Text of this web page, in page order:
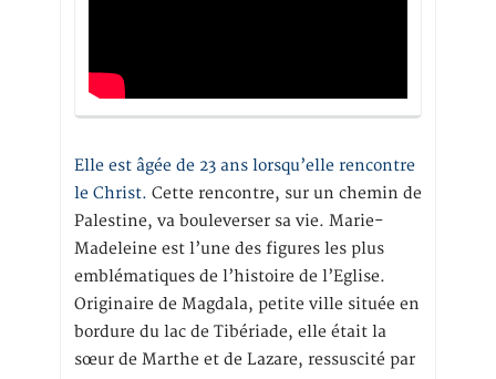
Elle est âgée de 23 ans lorsqu’elle rencontre
le Christ. Cette rencontre, sur un chemin de
Palestine, va bouleverser sa vie. Marie-
Madeleine est l’une des figures les plus
emblématiques de l’histoire de l’Eglise.
Originaire de Magdala, petite ville située en
bordure du lac de Tibériade, elle était la
sœur de Marthe et de Lazare, ressuscité par